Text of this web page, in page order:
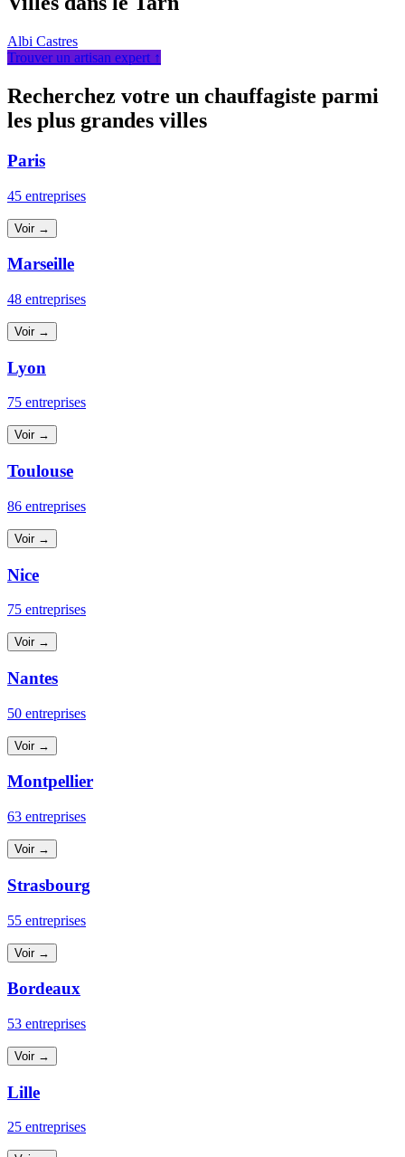
Albi Castres
Trouver un artisan expert ↑
Recherchez votre un chauffagiste parmi
les plus grandes villes
Paris
45 entreprises
Voir →
Marseille
48 entreprises
Voir →
Lyon
75 entreprises
Voir →
Toulouse
86 entreprises
Voir →
Nice
75 entreprises
Voir →
Nantes
50 entreprises
Voir →
Montpellier
63 entreprises
Voir →
Strasbourg
55 entreprises
Voir →
Bordeaux
53 entreprises
Voir →
Lille
25 entreprises